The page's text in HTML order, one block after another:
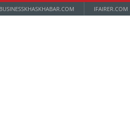
BUSINESSKHASKHABAR.COM IFAIRER.COM